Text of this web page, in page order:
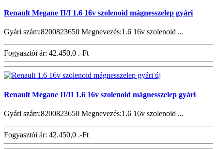
Renault Megane II/I 1.6 16v szolenoid mágnesszelep gyári
Gyári szám:8200823650 Megnevezés:1.6 16v szolenoid ...
Fogyasztói ár: 42.450,0 .-Ft
Renault Megane II/II 1.6 16v szolenoid mágnesszelep gyári
Gyári szám:8200823650 Megnevezés:1.6 16v szolenoid ...
Fogyasztói ár: 42.450,0 .-Ft